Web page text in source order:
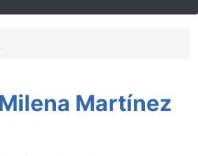
enlaces de ayuda a la
Martínez